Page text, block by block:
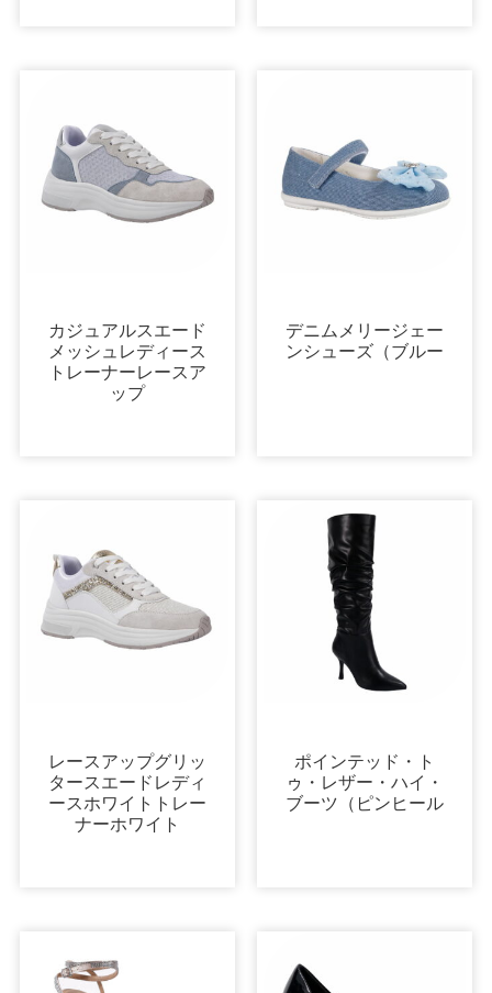
カジュアルスエード
メッシュレディース
トレーナーレースア
ップ
デニムメリージェー
ンシューズ（ブルー
レースアップグリッ
タースエードレディ
ースホワイトトレー
ナーホワイト
ポインテッド・ト
ゥ・レザー・ハイ・
ブーツ（ピンヒール